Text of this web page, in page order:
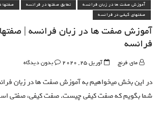
آموزش صفت ها در زبان فرانسه تطابق صفتها در فرانسه
صفتها
صفتهای کیفی در فرانسه
آموزش صفت ها در زبان فرانسه |
فرانسه
مای فرنچ آوریل 25, 2020 بدون دیدگاه
در این بخش میخواهیم به آموزش صفت ها در زبان
شما بگویم که صفت کیفی چیست. صفت کیفی، صفتی